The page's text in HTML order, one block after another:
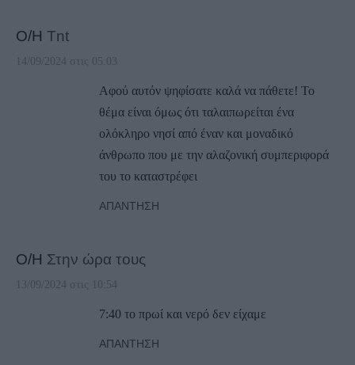
Ο/Η Tnt
14/09/2024 στις 05:03
Αφού αυτόν ψηφίσατε καλά να πάθετε! Το
θέμα είναι όμως ότι ταλαιπωρείται ένα
ολόκληρο νησί από έναν και μοναδικό
άνθρωπο που με την αλαζονική συμπεριφορά
του το καταστρέφει
ΑΠΆΝΤΗΣΗ
Ο/Η Στην ώρα τους
13/09/2024 στις 10:54
7:40 το πρωί και νερό δεν είχαμε
ΑΠΆΝΤΗΣΗ